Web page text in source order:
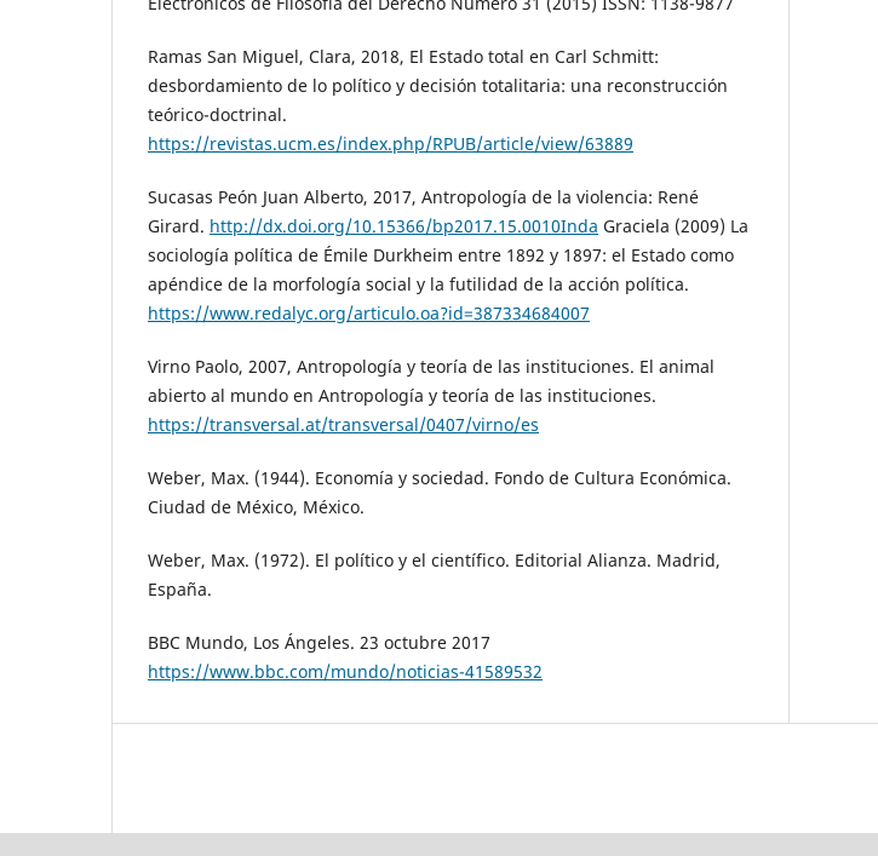
Ramas San Miguel, Clara, 2018, El Estado total en Carl Schmitt:
desbordamiento de lo político y decisión totalitaria: una reconstrucción
teórico-doctrinal.
https://revistas.ucm.es/index.php/RPUB/article/view/63889
Sucasas Peón Juan Alberto, 2017, Antropología de la violencia: René
Girard. http://dx.doi.org/10.15366/bp2017.15.0010Inda Graciela (2009) La
sociología política de Émile Durkheim entre 1892 y 1897: el Estado como
apéndice de la morfología social y la futilidad de la acción política.
https://www.redalyc.org/articulo.oa?id=387334684007
Virno Paolo, 2007, Antropología y teoría de las instituciones. El animal
abierto al mundo en Antropología y teoría de las instituciones.
https://transversal.at/transversal/0407/virno/es
Weber, Max. (1944). Economía y sociedad. Fondo de Cultura Económica.
Ciudad de México, México.
Weber, Max. (1972). El político y el científico. Editorial Alianza. Madrid,
España.
BBC Mundo, Los Ángeles. 23 octubre 2017
https://www.bbc.com/mundo/noticias-41589532